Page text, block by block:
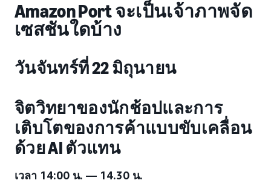
Amazon Port จะเป็นเจ้าภาพจัด
เซสชันใดบ้าง
วันจันทร์ที่ 22 มิถุนายน
จิตวิทยาของนักช้อปและการ
เติบโตของการค้าแบบขับเคลื่อน
ด้วย AI ตัวแทน
เวลา 14:00 น. — 14.30 น.